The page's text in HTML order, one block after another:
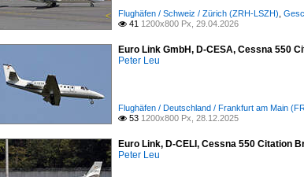
Flughäfen / Schweiz / Zürich (ZRH-LSZH)
 41 1200x800 Px, 29.04.2026
Euro Link GmbH, D-CESA, Cessna 550
Peter Leu
Flughäfen / Deutschland / Frankfurt am Main
 53 1200x800 Px, 28.12.2025
Euro Link, D-CELI, Cessna 550 Citation
Peter Leu